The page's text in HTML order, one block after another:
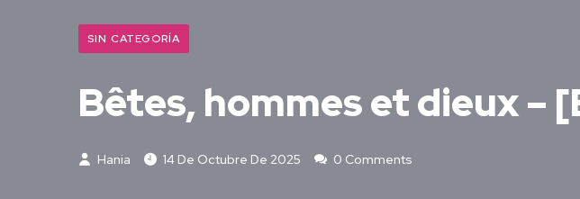
SIN CATEGORÍA
Bêtes, hommes et dieux –
Hania 14 De Octubre De 2025 0 Comments